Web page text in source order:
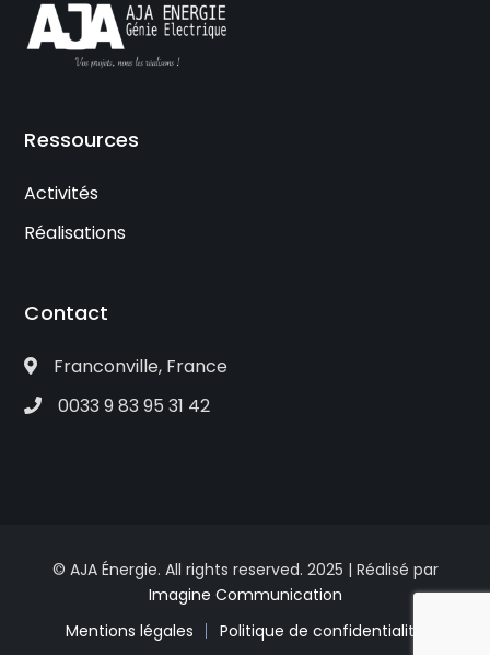
Ressources
Activités
Réalisations
Contact
Franconville, France
0033 9 83 95 31 42
© AJA Énergie. All rights reserved. 2025 | Réalisé par
Imagine Communication
Mentions légales
Politique de confidentialité